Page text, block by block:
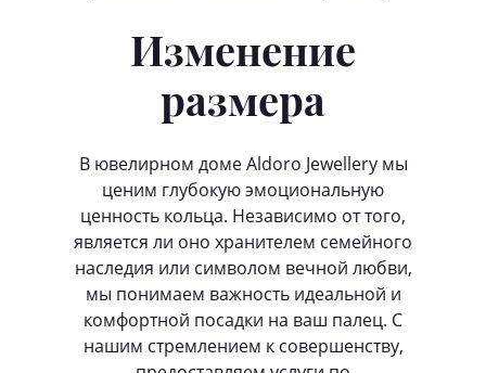
Изменение
размера
В ювелирном доме Aldoro Jewellery мы
ценим глубокую эмоциональную
ценность кольца. Независимо от того,
является ли оно хранителем семейного
наследия или символом вечной любви,
мы понимаем важность идеальной и
комфортной посадки на ваш палец. С
нашим стремлением к совершенству,